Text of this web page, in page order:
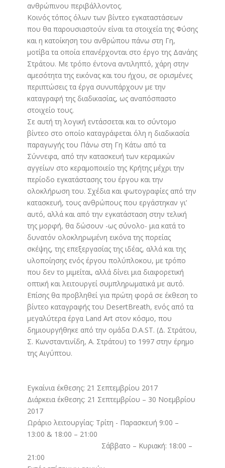
ανθρώπινου περιβάλλοντος.
Κοινός τόπος όλων των βίντεο εγκαταστάσεων
που θα παρουσιαστούν είναι τα στοιχεία της Φύσης
και η κατοίκηση του ανθρώπου πάνω στη Γη,
μοτίβα τα οποία επανέρχονται στο έργο της Δανάης
Στράτου. Με τρόπο έντονα αντιληπτό, χάρη στην
αμεσότητα της εικόνας και του ήχου, σε ορισμένες
περιπτώσεις τα έργα συνυπάρχουν με την
καταγραφή της διαδικασίας, ως αναπόσπαστο
στοιχείο τους.
Σε αυτή τη λογική εντάσσεται και το σύντομο
βίντεο στο οποίο καταγράφεται όλη η διαδικασία
παραγωγής του Πάνω στη Γη Κάτω από τα
Σύννεφα, από την κατασκευή των κεραμικών
αγγείων στο κεραμοποιείο της Κρήτης μέχρι την
περίοδο εγκατάστασης του έργου και την
ολοκλήρωση του. Σχέδια και φωτογραφίες από την
κατασκευή, τους ανθρώπους που εργάστηκαν γι’
αυτό, αλλά και από την εγκατάσταση στην τελική
της μορφή, θα δώσουν -ως σύνολο- μια κατά το
δυνατόν ολοκληρωμένη εικόνα της πορείας
σκέψης, της επεξεργασίας της ιδέας, αλλά και της
υλοποίησης ενός έργου πολύπλοκου, με τρόπο
που δεν το μιμείται, αλλά δίνει μια διαφορετική
οπτική και λειτουργεί συμπληρωματικά με αυτό.
Επίσης θα προβληθεί για πρώτη φορά σε έκθεση το
βίντεο καταγραφής του DesertBreath, ενός από τα
μεγαλύτερα έργα Land Art στον κόσμο, που
δημιουργήθηκε από την ομάδα D.A.ST. (Δ. Στράτου,
Σ. Κωνσταντινίδη, Α. Στράτου) το 1997 στην έρημο
της Αιγύπτου.
Εγκαίνια έκθεσης: 21 Σεπτεμβρίου 2017
Διάρκεια έκθεσης: 21 Σεπτεμβρίου – 30 Νοεμβρίου
2017
Ωράριο λειτουργίας: Τρίτη - Παρασκευή 9:00 –
13:00 & 18:00 – 21:00
Σάββατο – Κυριακή: 18:00 –
21:00